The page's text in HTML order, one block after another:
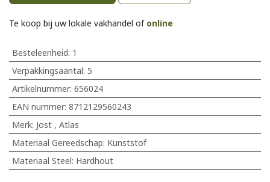
Te koop bij uw lokale vakhandel of online
Besteleenheid: 1
Verpakkingsaantal: 5
Artikelnummer: 656024
EAN nummer: 8712129560243
Merk: Jost, Atlas
Materiaal Gereedschap: Kunststof
Materiaal Steel: Hardhout